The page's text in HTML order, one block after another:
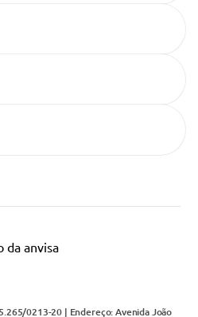
0213-20 | Endereço: Avenida João